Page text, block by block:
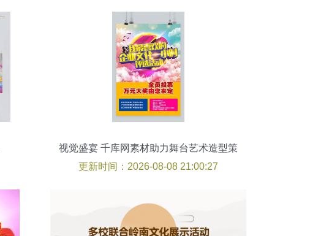
视觉盛宴 千库网素材助力舞台艺术造型策
划
更新时间：2026-08-08 21:00:27